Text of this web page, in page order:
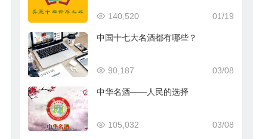
01/19
140,520
中国十七大名酒都有哪些？
03/08
90,187
中华名酒——人民的选择
03/08
105,032